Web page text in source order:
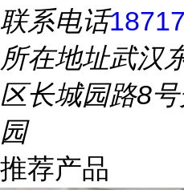
联系电话
所在地址武汉
区长城园路8
园
推荐产品